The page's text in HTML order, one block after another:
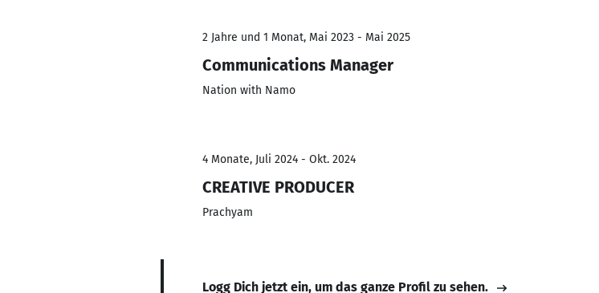
2 Jahre und 1 Monat, Mai 2023 - Mai 2025
Communications Manager
Nation with Namo
4 Monate, Juli 2024 - Okt. 2024
CREATIVE PRODUCER
Prachyam
Logg Dich jetzt ein, um das ganze Profil zu sehen.